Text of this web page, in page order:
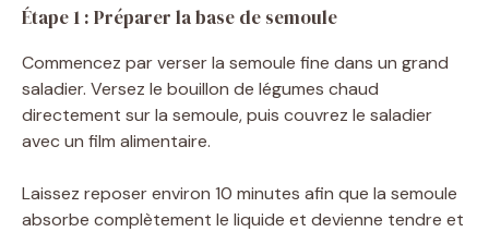
Étape 1 : Préparer la base de semoule
Commencez par verser la semoule fine dans un grand
saladier. Versez le bouillon de légumes chaud
directement sur la semoule, puis couvrez le saladier
avec un film alimentaire.
Laissez reposer environ 10 minutes afin que la semoule
absorbe complètement le liquide et devienne tendre et